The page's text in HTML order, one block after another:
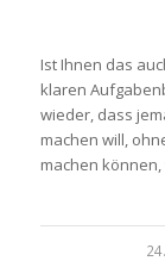
Ist Ihnen das
klaren
wieder, dass
machen will,
machen